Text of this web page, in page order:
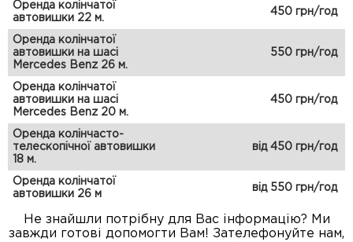
Оренда колінчатої
автовишки 22 м.
450 грн/год
Оренда колінчатої
автовишки на шасі
Mercedes Benz 26 м.
550 грн/год
Оренда колінчатої
автовишки на шасі
Mercedes Benz 20 м.
450 грн/год
Оренда колінчасто-
телескопічної автовишки
18 м.
від 450 грн/год
Оренда колінчатої
автовишки 26 м
від 550 грн/год
Не знайшли потрібну для Вас інформацію? Ми
завжди готові допомогти Вам! Зателефонуйте нам,